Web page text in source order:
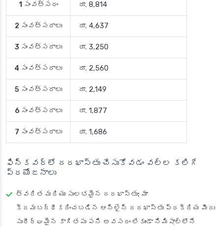
1 సంవత్సరం రూ. 8,814
2 సంవత్సరాలు రూ. 4,637
3 సంవత్సరాలు రూ. 3,250
4 సంవత్సరాలు రూ. 2,560
5 సంవత్సరాలు రూ. 2,149
6 సంవత్సరాలు రూ. 1,877
7 సంవత్సరాలు రూ. 1,686
ఫిన్‌కవర్‌లో దరఖాస్తు చేసుకోవడం వల్ల కలిగే
ప్రయోజనాలు
త్వరిత మరియు సులభమైన దరఖాస్తు: మా
క్రమబద్ధీకరించబడిన ఆన్‌లైన్ దరఖాస్తు ప్రక్రియ మీరు
సుదీర్ఘమైన కాగితపు పని అవసరం లేకుండా నిమిషాల్లోనే